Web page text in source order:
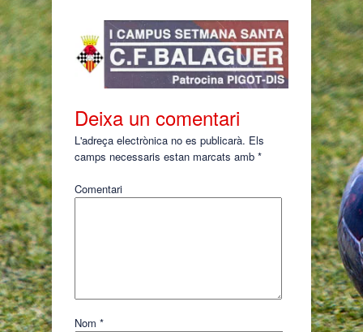
Deixa un comentari
L'adreça electrònica no es publicarà. Els
camps necessaris estan marcats amb *
Comentari
Nom *